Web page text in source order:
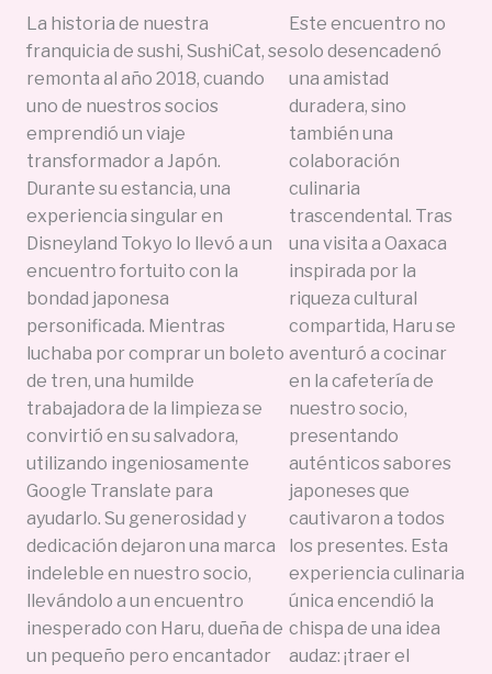
La historia de nuestra
franquicia de sushi, SushiCat, se
remonta al año 2018, cuando
uno de nuestros socios
emprendió un viaje
transformador a Japón.
Durante su estancia, una
experiencia singular en
Disneyland Tokyo lo llevó a un
encuentro fortuito con la
bondad japonesa
personificada. Mientras
luchaba por comprar un boleto
de tren, una humilde
trabajadora de la limpieza se
convirtió en su salvadora,
utilizando ingeniosamente
Google Translate para
ayudarlo. Su generosidad y
dedicación dejaron una marca
indeleble en nuestro socio,
llevándolo a un encuentro
inesperado con Haru, dueña de
un pequeño pero encantador
Este encuentro no
solo desencadenó
una amistad
duradera, sino
también una
colaboración
culinaria
trascendental. Tras
una visita a Oaxaca
inspirada por la
riqueza cultural
compartida, Haru se
aventuró a cocinar
en la cafetería de
nuestro socio,
presentando
auténticos sabores
japoneses que
cautivaron a todos
los presentes. Esta
experiencia culinaria
única encendió la
chispa de una idea
audaz: ¡traer el